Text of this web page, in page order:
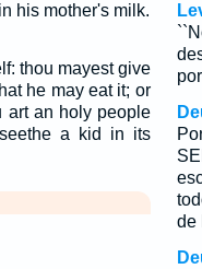
his mother's milk.
thou mayest give
he may eat it; or
art an holy people
a kid in its
de